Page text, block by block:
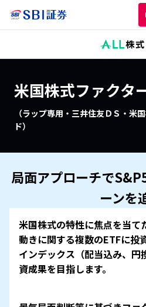
米国株式ファクタ
（ラップ専用・三井住友ＤＳ・米
ド）
局面アプローチで
ーンを
米国株式の特性に焦点を当て
動きに関する複数のETFに投
インデックス（配当込み、円
資成果を目指します。